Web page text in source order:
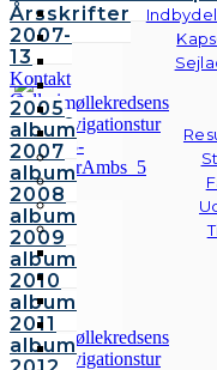
Årsskrifter
2007-
13
Kontakt
Galleri
Andre
fotos
2005
album
2007
album
2008
album
2009
album
2010
album
2011
album